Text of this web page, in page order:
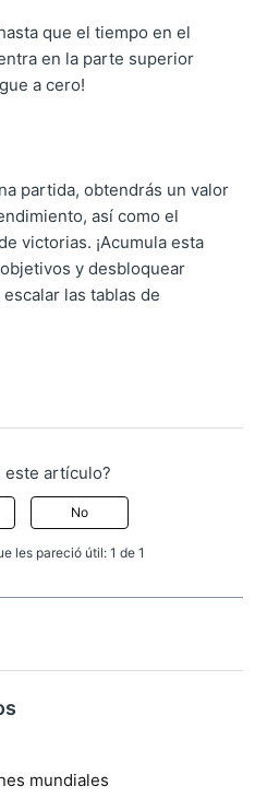
que el tiempo en el
en la parte superior
a cero!
partida, obtendrás un valor
así como el
victorias. ¡Acumula esta
y desbloquear
las tablas de
este artículo?
No
les pareció útil: 1 de 1
mundiales